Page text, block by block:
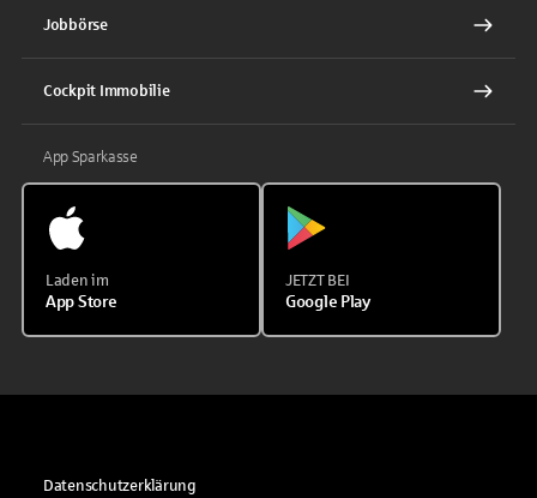
Jobbörse
Cockpit Immobilie
App Sparkasse
Laden im
App Store
JETZT BEI
Google Play
Datenschutzerklärung